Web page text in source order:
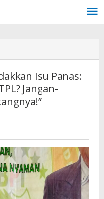
Isu Panas:
Jangan-